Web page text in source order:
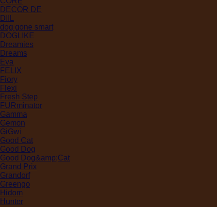
DECOR DE
DIIL
dog gone smart
DOGLIKE
Dreamies
Dreams
Eva
FELIX
Fiory
Flexi
Fresh Step
FURminator
Gamma
Gemon
GiGwi
Good Cat
Good Dog
Good Dog&amp;Cat
Grand Prix
Grandorf
Greengo
Hidom
Hunter